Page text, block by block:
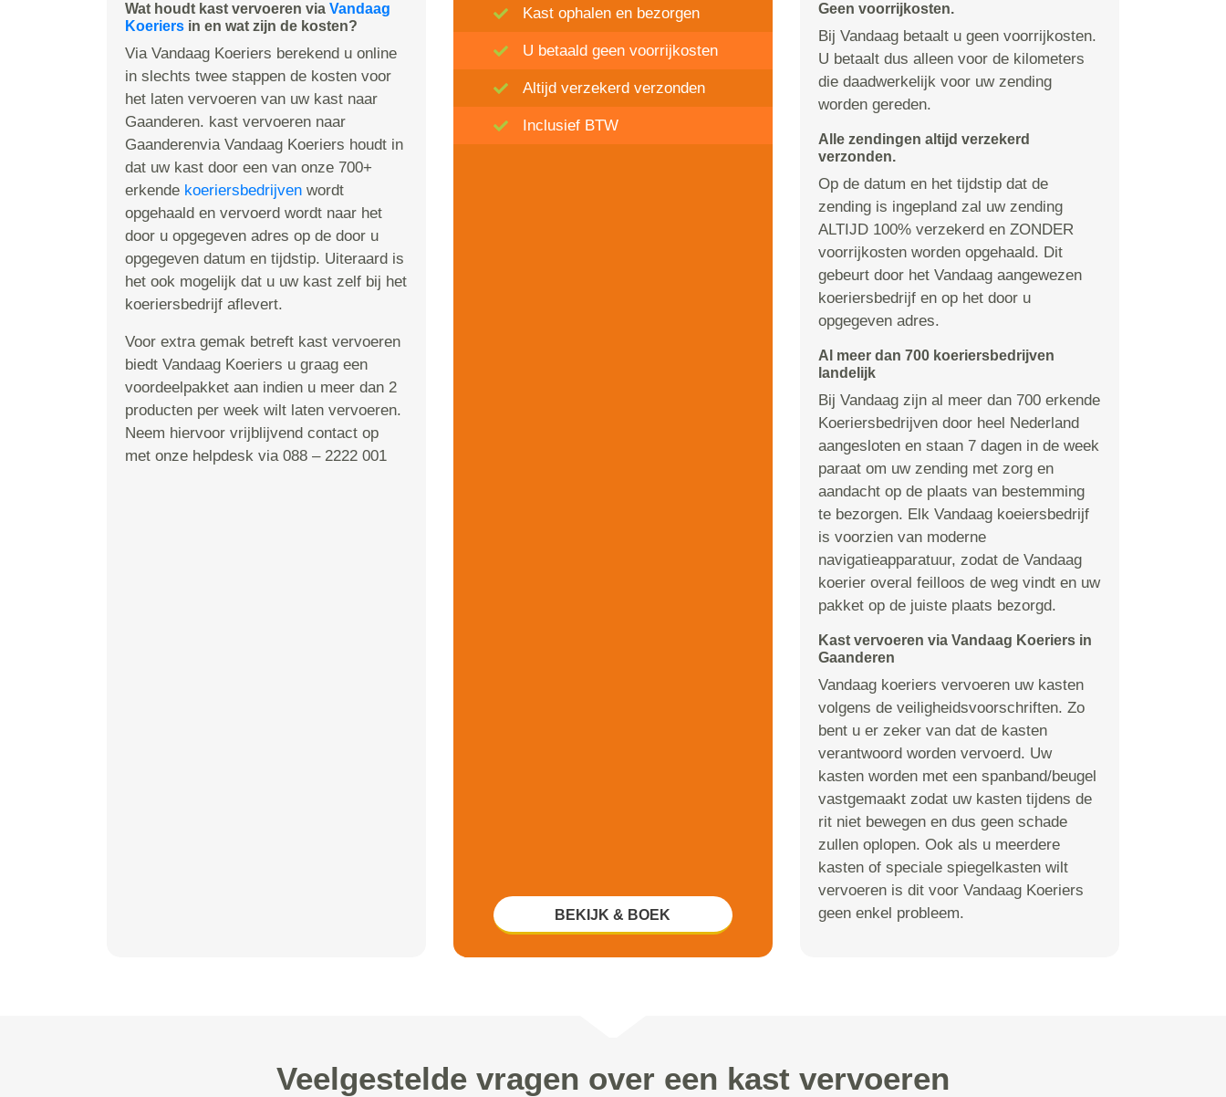
Wat houdt kast vervoeren via Vandaag
Koeriers in en wat zijn de kosten?
Via Vandaag Koeriers berekend u online
in slechts twee stappen de kosten voor
het laten vervoeren van uw kast naar
Gaanderen. kast vervoeren naar
Gaanderenvia Vandaag Koeriers houdt in
dat uw kast door een van onze 700+
erkende koeriersbedrijven wordt
opgehaald en vervoerd wordt naar het
door u opgegeven adres op de door u
opgegeven datum en tijdstip. Uiteraard is
het ook mogelijk dat u uw kast zelf bij het
koeriersbedrijf aflevert.
Voor extra gemak betreft kast vervoeren
biedt Vandaag Koeriers u graag een
voordeelpakket aan indien u meer dan 2
producten per week wilt laten vervoeren.
Neem hiervoor vrijblijvend contact op
met onze helpdesk via 088 – 2222 001
Kast ophalen en bezorgen
U betaald geen voorrijkosten
Altijd verzekerd verzonden
Inclusief BTW
BEKIJK & BOEK
Geen voorrijkosten.
Bij Vandaag betaalt u geen voorrijkosten.
U betaalt dus alleen voor de kilometers
die daadwerkelijk voor uw zending
worden gereden.
Alle zendingen altijd verzekerd
verzonden.
Op de datum en het tijdstip dat de
zending is ingepland zal uw zending
ALTIJD 100% verzekerd en ZONDER
voorrijkosten worden opgehaald. Dit
gebeurt door het Vandaag aangewezen
koeriersbedrijf en op het door u
opgegeven adres.
Al meer dan 700 koeriersbedrijven
landelijk
Bij Vandaag zijn al meer dan 700 erkende
Koeriersbedrijven door heel Nederland
aangesloten en staan 7 dagen in de week
paraat om uw zending met zorg en
aandacht op de plaats van bestemming
te bezorgen. Elk Vandaag koeiersbedrijf
is voorzien van moderne
navigatieapparatuur, zodat de Vandaag
koerier overal feilloos de weg vindt en uw
pakket op de juiste plaats bezorgd.
Kast vervoeren via Vandaag Koeriers in
Gaanderen
Vandaag koeriers vervoeren uw kasten
volgens de veiligheidsvoorschriften. Zo
bent u er zeker van dat de kasten
verantwoord worden vervoerd. Uw
kasten worden met een spanband/beugel
vastgemaakt zodat uw kasten tijdens de
rit niet bewegen en dus geen schade
zullen oplopen. Ook als u meerdere
kasten of speciale spiegelkasten wilt
vervoeren is dit voor Vandaag Koeriers
geen enkel probleem.
Veelgestelde vragen over een kast vervoeren